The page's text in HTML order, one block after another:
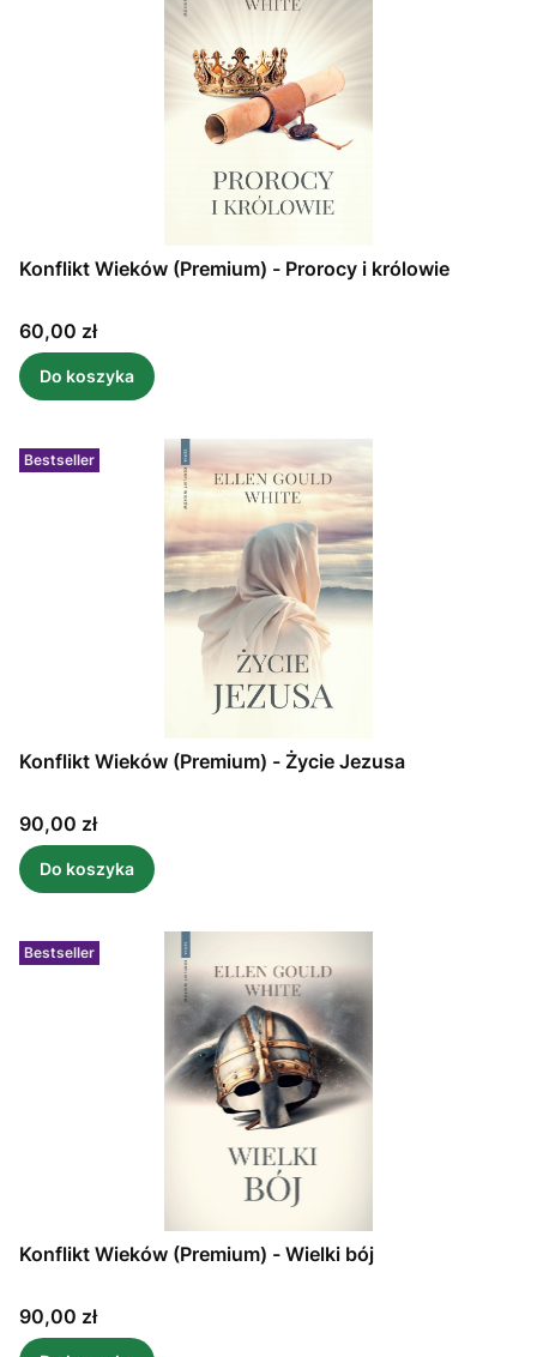
Konflikt Wieków (Premium) - Prorocy i królowie
Cena
60,00 zł
Do koszyka
Bestseller
Konflikt Wieków (Premium) - Życie Jezusa
Cena
90,00 zł
Do koszyka
Bestseller
Konflikt Wieków (Premium) - Wielki bój
Cena
90,00 zł